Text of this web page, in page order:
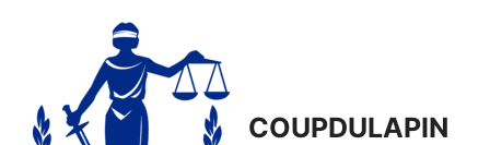
COUPDULAPIN